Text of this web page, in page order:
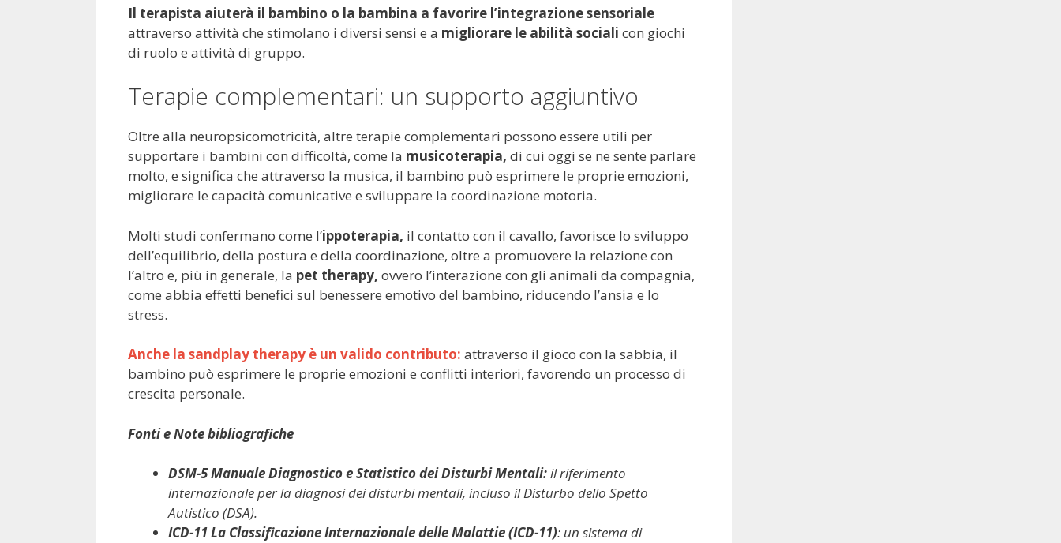
Il terapista aiuterà il bambino o la bambina a favorire l’integrazione sensoriale
attraverso attività che stimolano i diversi sensi e a migliorare le abilità sociali con giochi
di ruolo e attività di gruppo.
Terapie complementari: un supporto aggiuntivo
Oltre alla neuropsicomotricità, altre terapie complementari possono essere utili per
supportare i bambini con difficoltà, come la musicoterapia, di cui oggi se ne sente parlare
molto, e significa che attraverso la musica, il bambino può esprimere le proprie emozioni,
migliorare le capacità comunicative e sviluppare la coordinazione motoria.
Molti studi confermano come l’ippoterapia, il contatto con il cavallo, favorisce lo sviluppo
dell’equilibrio, della postura e della coordinazione, oltre a promuovere la relazione con
l’altro e, più in generale, la pet therapy, ovvero l’interazione con gli animali da compagnia,
come abbia effetti benefici sul benessere emotivo del bambino, riducendo l’ansia e lo
stress.
Anche la sandplay therapy è un valido contributo: attraverso il gioco con la sabbia, il
bambino può esprimere le proprie emozioni e conflitti interiori, favorendo un processo di
crescita personale.
Fonti e Note bibliografiche
DSM-5 Manuale Diagnostico e Statistico dei Disturbi Mentali:il riferimento
internazionale per la diagnosi dei disturbi mentali, incluso il Disturbo dello Spetto
Autistico (DSA).
ICD-11 La Classificazione Internazionale delle Malattie (ICD-11): un sistema di